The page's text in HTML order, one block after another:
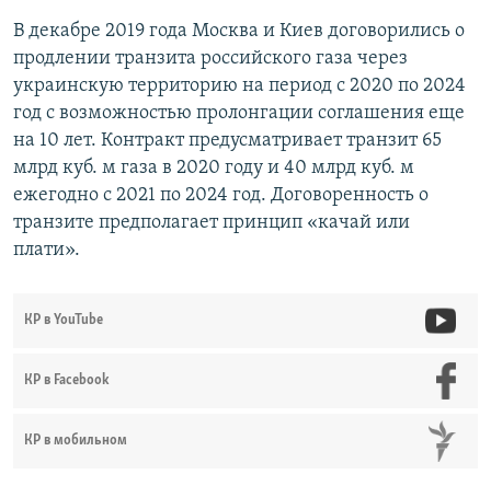
В декабре 2019 года Москва и Киев договорились о
продлении транзита российского газа через
украинскую территорию на период с 2020 по 2024
год с возможностью пролонгации соглашения еще
на 10 лет. Контракт предусматривает транзит 65
млрд куб. м газа в 2020 году и 40 млрд куб. м
ежегодно с 2021 по 2024 год. Договоренность о
транзите предполагает принцип «качай или
плати».
КР в YouTube
КР в Facebook
КР в мобильном